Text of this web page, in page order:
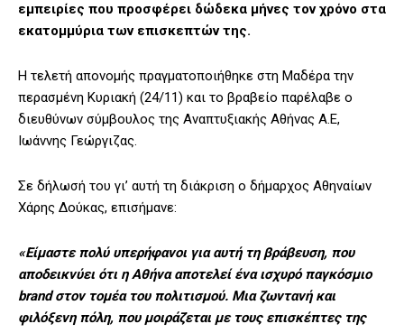
εμπειρίες που προσφέρει δώδεκα μήνες τον χρόνο στα
εκατομμύρια των επισκεπτών της.
Η τελετή απονομής πραγματοποιήθηκε στη Μαδέρα την
περασμένη Κυριακή (24/11) και το βραβείο παρέλαβε ο
διευθύνων σύμβουλος της Αναπτυξιακής Αθήνας Α.Ε,
Ιωάννης Γεώργιζας.
Σε δήλωσή του γι’ αυτή τη διάκριση ο δήμαρχος Αθηναίων
Χάρης Δούκας, επισήμανε:
«Είμαστε πολύ υπερήφανοι για αυτή τη βράβευση, που
αποδεικνύει ότι η Αθήνα αποτελεί ένα ισχυρό παγκόσμιο
brand στον τομέα του πολιτισμού. Μια ζωντανή και
φιλόξενη πόλη, που μοιράζεται με τους επισκέπτες της